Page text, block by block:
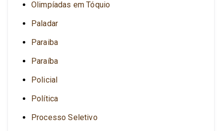
Olimpíadas em Tóquio
Paladar
Paraiba
Paraíba
Policial
Política
Processo Seletivo